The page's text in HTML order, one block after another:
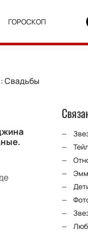
ГОРОСКОП
Свадьбы